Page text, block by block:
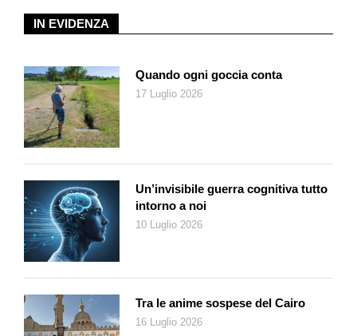
IN EVIDENZA
Quando ogni goccia conta
17 Luglio 2026
Un’invisibile guerra cognitiva tutto
intorno a noi
10 Luglio 2026
Tra le anime sospese del Cairo
16 Luglio 2026